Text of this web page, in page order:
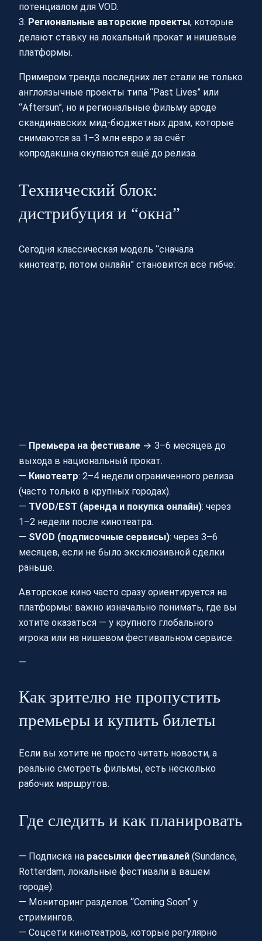
потенциалом для VOD.
3. Региональные авторские проекты, которые
делают ставку на локальный прокат и нишевые
платформы.
Примером тренда последних лет стали не только
англоязычные проекты типа “Past Lives” или
“Aftersun”, но и региональные фильму вроде
скандинавских мид-бюджетных драм, которые
снимаются за 1–3 млн евро и за счёт
копродакшна окупаются ещё до релиза.
Технический блок:
дистрибуция и “окна”
Сегодня классическая модель “сначала
кинотеатр, потом онлайн” становится всё гибче:
— Премьера на фестивале → 3–6 месяцев до
выхода в национальный прокат.
— Кинотеатр: 2–4 недели ограниченного релиза
(часто только в крупных городах).
— TVOD/EST (аренда и покупка онлайн): через
1–2 недели после кинотеатра.
— SVOD (подписочные сервисы): через 3–6
месяцев, если не было эксклюзивной сделки
раньше.
Авторское кино часто сразу ориентируется на
платформы: важно изначально понимать, где вы
хотите оказаться — у крупного глобального
игрока или на нишевом фестивальном сервисе.
—
Как зрителю не пропустить
премьеры и купить билеты
Если вы хотите не просто читать новости, а
реально смотреть фильмы, есть несколько
рабочих маршрутов.
Где следить и как планировать
— Подписка на рассылки фестивалей (Sundance,
Rotterdam, локальные фестивали в вашем
городе).
— Мониторинг разделов “Coming Soon” у
стримингов.
— Соцсети кинотеатров, которые регулярно